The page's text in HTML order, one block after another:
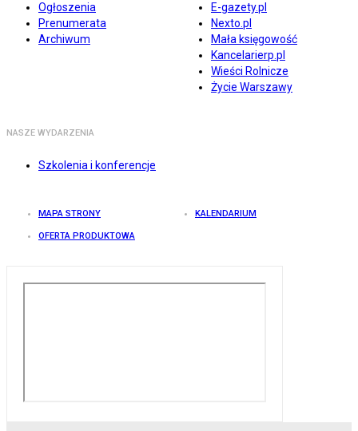
Ogłoszenia
Prenumerata
Archiwum
E-gazety.pl
Nexto.pl
Mała księgowość
Kancelarierp.pl
Wieści Rolnicze
Życie Warszawy
NASZE WYDARZENIA
Szkolenia i konferencje
MAPA STRONY KALENDARIUM
OFERTA PRODUKTOWA